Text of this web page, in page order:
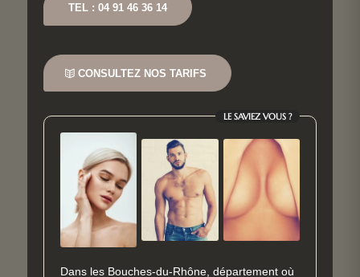
TEL : 04 91 46 36 14
CONSULTEZ NOS TARIFS
LE SAVIEZ VOUS ?
Dans les Bouches-du-Rhône, département où